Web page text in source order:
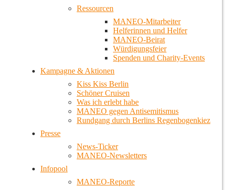
Ressourcen
MANEO-Mitarbeiter
Helferinnen und Helfer
MANEO-Beirat
Würdigungsfeier
Spenden und Charity-Events
Kampagne & Aktionen
Kiss Kiss Berlin
Schöner Cruisen
Was ich erlebt habe
MANEO gegen Antisemitismus
Rundgang durch Berlins Regenbogenkiez
Presse
News-Ticker
MANEO-Newsletters
Infopool
MANEO-Reporte